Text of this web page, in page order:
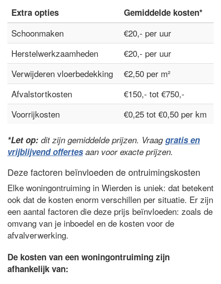
Extra opties Gemiddelde kosten*
Schoonmaken
€20,- per uur
Herstelwerkzaamheden
€20,- per uur
Verwijderen vloerbedekking
€2,50 per m²
Afvalstortkosten
€150,- tot €750,-
Voorrijkosten
€0,25 tot €0,50 per km
*Let op: dit zijn gemiddelde prijzen. Vraaggratis en
vrijblijvend offertesaan voor exacte prijzen.
Deze factoren beïnvloeden de ontruimingskosten
Elke woningontruiming in Wierden is uniek: dat betekent
ook dat de kosten enorm verschillen per situatie. Er zijn
een aantal factoren die deze prijs beïnvloeden: zoals de
omvang van je inboedel en de kosten voor de
afvalverwerking.
De kosten van een woningontruiming zijn
afhankelijk van: